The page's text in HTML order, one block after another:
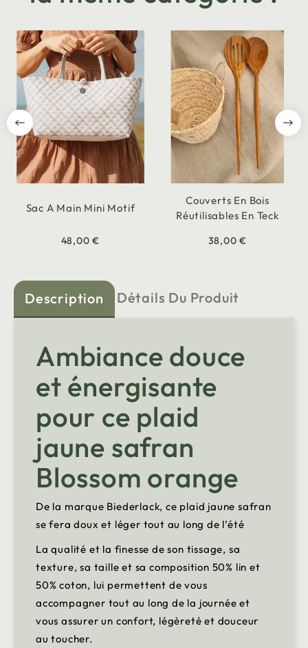
Sac A Main Mini Motif
48,00 €
Couverts En Bois
Réutilisables En Teck
38,00 €
Description Détails Du Produit
Ambiance douce
et énergisante
pour ce plaid
jaune safran
Blossom orange
De la marque Biederlack, ce plaid jaune safran
se fera doux et léger tout au long de l’été
La qualité et la finesse de son tissage, sa
texture, sa taille et sa composition 50% lin et
50% coton, lui permettent de vous
accompagner tout au long de la journée et
vous assurer un confort, légèreté et douceur
au toucher.